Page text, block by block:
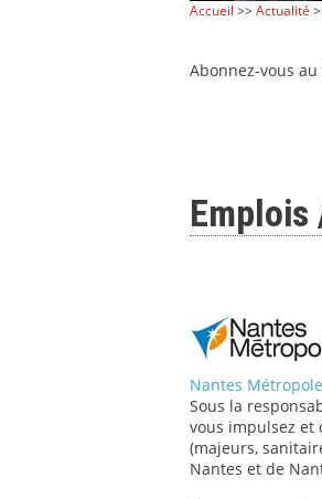
Accueil >>Actualité
Abonnez-vous
Emplois
Nantes
Sous la
vous impulsez et
(majeurs,
Nantes et de